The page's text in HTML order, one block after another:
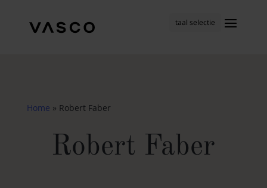
taal selectie
Home » Robert Faber
Robert Faber